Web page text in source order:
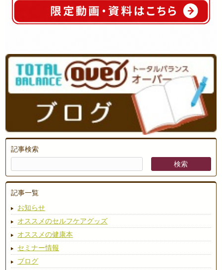
記事検索
記事一覧
お知らせ
オススメのセルフケアグッズ
オススメの健康本
セミナー情報
ブログ